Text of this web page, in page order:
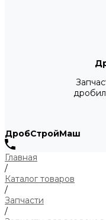
ДробСтройМаш
Главная
/
Каталог товаров
/
Запчасти
/